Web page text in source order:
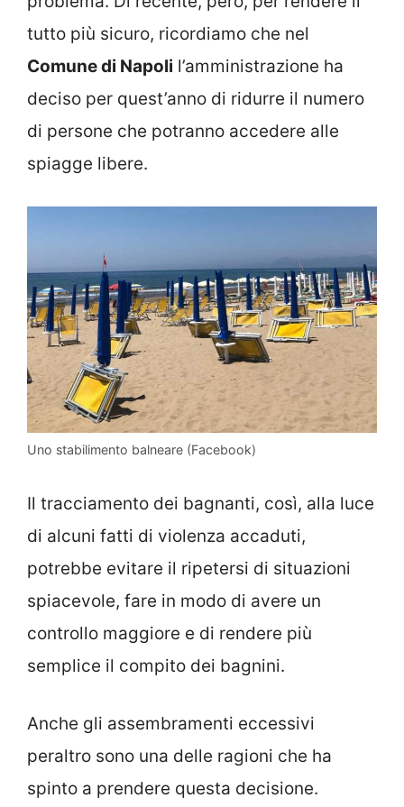
tutto più sicuro, ricordiamo che nel
Comune di Napoli l’amministrazione ha
deciso per quest’anno di ridurre il numero
di persone che potranno accedere alle
spiagge libere.
Uno stabilimento balneare (Facebook)
Il tracciamento dei bagnanti, così, alla luce
di alcuni fatti di violenza accaduti,
potrebbe evitare il ripetersi di situazioni
spiacevole, fare in modo di avere un
controllo maggiore e di rendere più
semplice il compito dei bagnini.
Anche gli assembramenti eccessivi
peraltro sono una delle ragioni che ha
spinto a prendere questa decisione.